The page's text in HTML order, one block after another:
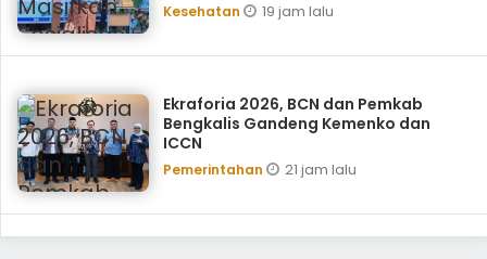
Kesehatan 19 jam lalu
Ekraforia 2026, BCN dan Pemkab
Bengkalis Gandeng Kemenko dan
ICCN
Pemerintahan 21 jam lalu